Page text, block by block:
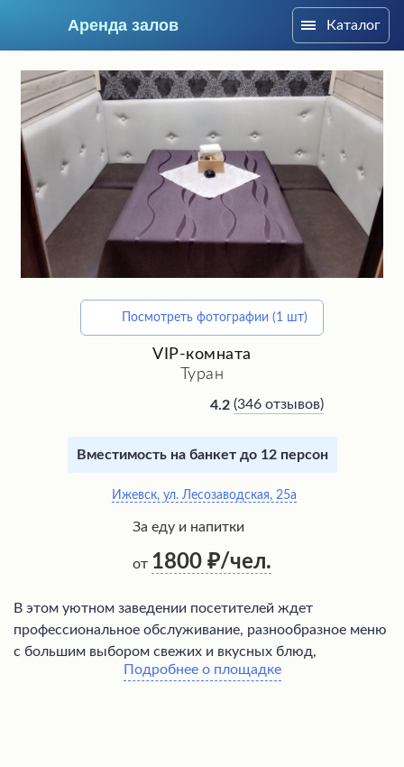
Аренда залов
Подберите мне зал
Каталог
Посмотреть фотографии (1 шт)
VIP-комната
Туран
4.2 (346 отзывов)
Вместимость на банкет до 12 персон
Ижевск, ул. Лесозаводская, 25а
За еду и напитки
от 1800 /чел.
В этом уютном заведении посетителей ждет
профессиональное обслуживание, разнообразное меню
с большим выбором свежих и вкусных блюд,
проводятся праздничные мероприятия и концерты.
Подробнее о площадке